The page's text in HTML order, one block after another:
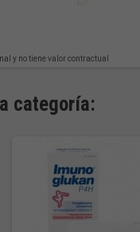
y no tiene valor contractual
categoría: